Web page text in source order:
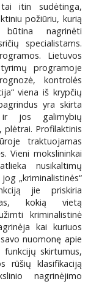
itin sudėtinga,
požiūriu, kurią
nagrinėti
specialistams.
Lietuvos
programoje
kontrolės
viena iš krypčių
yra skirta
ir jos galimybių
plėtrai. Profilaktinis
traktuojamas
Vieni mokslininkai
nusikaltimų
„kriminalistinės“
jie priskiria
kokią vietą
kriminalistinė
kai kuriuos
nuomonę apie
skirtumus,
rūšių klasifikaciją
nagrinėjimo